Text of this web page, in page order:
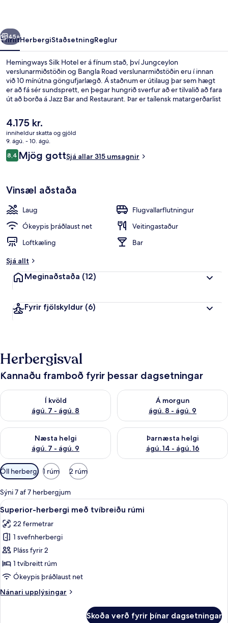
Næsta
45+
YfirlitHerbergiStaðsetningReglur
Hemingways Silk Hotel er á fínum stað, því Jungceylon
verslunarmiðstöðin og Bangla Road verslunarmiðstöðin eru í innan
við 10 mínútna göngufjarlægð. Á staðnum er útilaug þar sem hægt
er að fá sér sundsprett, en þegar hungrið sverfur að er tilvalið að fara
út að borða á Jazz Bar and Restaurant. Þar er taílensk matargerðarlist
kvöldverð. Meðal annarra hápunkta staðarins eru bar við
sundlaugarbakkann og bar/setustofa. Aðrir gestir hafa sagt að
ástand gististaðarins almennt sé meðal helstu kosta gististaðarins.
Núverandi
verð
er
4.175 kr.
4.175 kr.
inniheldur skatta og gjöld
9. ágú. - 10. ágú.
Umsagnir
8,48,4 af 10
Mjög gottSjá allar 315 umsagnir
Vinsæl aðstaða
Laug
Flugvallarflutningur
Ókeypis þráðlaust net
Veitingastaður
Loftkæling
Bar
Sjá allt
Meginaðstaða (12)
Fyrir fjölskyldur (6)
Herbergisval
Kannaðu framboð fyrir þessar dagsetningar
Í kvöld
ágú. 7 - ágú. 8
Athuga framboð í kvöld ágú. 7 - ágú. 8
Á morgun
ágú. 8 - ágú. 9
Athuga framboð á morgun
Næsta helgi
ágú. 7 - ágú. 9
Athuga framboð næstu helgi ágú. 7 - ágú. 9
Þarnæsta helgi
ágú. 14 - ágú. 16
Athuga framboð þarnæstu
Síur
í
boði
fyrir
herbergi
Öll herbergi 1 rúm 2 rúm
Sýni 7 af 7 herbergjum
Skoða
allar
myndir
fyrir
Superior-
herbergi
með
rúmi
Míníbar, öryggishólf í herbergi,
13
Superior-herbergi með tvíbreiðu rúmi
22 fermetrar
1 svefnherbergi
Pláss fyrir 2
1 tvíbreitt rúm
Ókeypis þráðlaust net
Nánari upplýsingar
Nánari
Skoða verð fyrir þínar dagsetningar